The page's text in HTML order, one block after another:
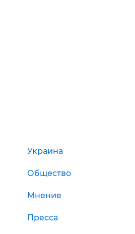
Украина
Общество
Мнение
Пресса